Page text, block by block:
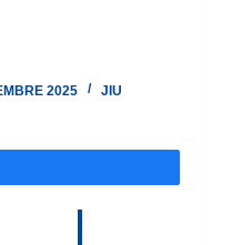
2025 JIU